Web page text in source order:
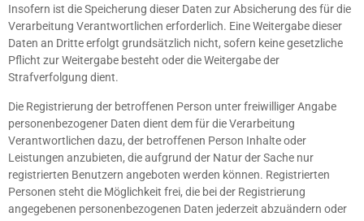
Insofern ist die Speicherung dieser Daten zur Absicherung des für die
Verarbeitung Verantwortlichen erforderlich. Eine Weitergabe dieser
Daten an Dritte erfolgt grundsätzlich nicht, sofern keine gesetzliche
Pflicht zur Weitergabe besteht oder die Weitergabe der
Strafverfolgung dient.
Die Registrierung der betroffenen Person unter freiwilliger Angabe
personenbezogener Daten dient dem für die Verarbeitung
Verantwortlichen dazu, der betroffenen Person Inhalte oder
Leistungen anzubieten, die aufgrund der Natur der Sache nur
registrierten Benutzern angeboten werden können. Registrierten
Personen steht die Möglichkeit frei, die bei der Registrierung
angegebenen personenbezogenen Daten jederzeit abzuändern oder